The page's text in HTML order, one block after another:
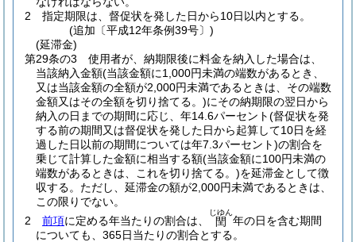
2
指定期限は、督促状を発した日から10日以内とする。
(追加〔平成12年条例39号〕)
(延滞金)
第29条の3
使用者が、納期限後に料金を納入した場合は、
当該納入金額(当該金額に1,000円未満の端数があるとき、
又は当該金額の全額が2,000円未満であるときは、その端数
金額又はその全額を切り捨てる。)にその納期限の翌日から
納入の日までの期間に応じ、年14.6パーセント(督促状を発
する前の期間又は督促状を発した日から起算して10日を経
過した日以前の期間については年7.3パーセント)の割合を
乗じて計算した金額に相当する額(当該金額に100円未満の
端数があるときは、これを切り捨てる。)を延滞金として徴
収する。 ただし、延滞金の額が2,000円未満であるときは、
この限りでない。
2
前項に定める年当たりの割合は、 閏
じゆん
年の日を含む期間
についても、365日当たりの割合とする。